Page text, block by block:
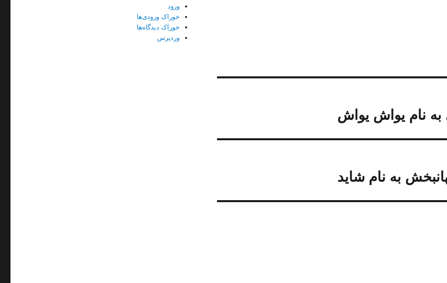
به نام یواش یواش
به نام شاید
ورود
خوراک ورودی‌ها
خوراک دیدگاه‌ها
وردپرس